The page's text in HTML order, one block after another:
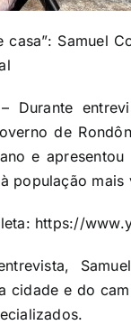
casa”: Samuel
– Durante
de
e
população mais
https://
cidade e do